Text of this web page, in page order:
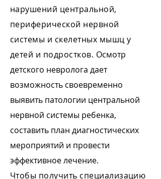
нарушений центральной,
периферической нервной
системы и скелетных мышц у
детей и подростков. Осмотр
детского невролога дает
возможность своевременно
выявить патологии центральной
нервной системы ребенка,
составить план диагностических
мероприятий и провести
эффективное лечение.
Чтобы получить специализацию